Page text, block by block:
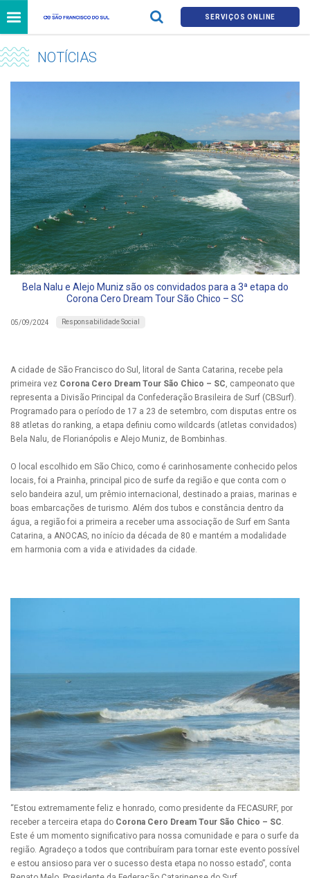
SERVIÇOS ONLINE
NOTÍCIAS
Bela Nalu e Alejo Muniz são os convidados para a 3ª etapa do
Corona Cero Dream Tour São Chico – SC
05/09/2024 Responsabilidade Social
A cidade de São Francisco do Sul, litoral de Santa Catarina, recebe pela
primeira vez Corona Cero Dream Tour São Chico – SC, campeonato que
representa a Divisão Principal da Confederação Brasileira de Surf (CBSurf).
Programado para o período de 17 a 23 de setembro, com disputas entre os
88 atletas do ranking, a etapa definiu como wildcards (atletas convidados)
Bela Nalu, de Florianópolis e Alejo Muniz, de Bombinhas.
O local escolhido em São Chico, como é carinhosamente conhecido pelos
locais, foi a Prainha, principal pico de surfe da região e que conta com o
selo bandeira azul, um prêmio internacional, destinado a praias, marinas e
boas embarcações de turismo. Além dos tubos e constância dentro da
água, a região foi a primeira a receber uma associação de Surf em Santa
Catarina, a ANOCAS, no início da década de 80 e mantém a modalidade
em harmonia com a vida e atividades da cidade.
“Estou extremamente feliz e honrado, como presidente da FECASURF, por
receber a terceira etapa do Corona Cero Dream Tour São Chico – SC.
Este é um momento significativo para nossa comunidade e para o surfe da
região. Agradeço a todos que contribuíram para tornar este evento possível
e estou ansioso para ver o sucesso desta etapa no nosso estado”, conta